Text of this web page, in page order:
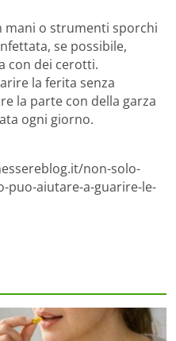
mani o strumenti sporchi
se possibile,
con dei cerotti.
la ferita senza
la parte con della garza
ogni giorno.
non-solo-
puo-aiutare-a-guarire-le-